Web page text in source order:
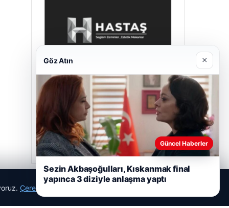
Hastaş Beton
26/05/2026
Çerez Politikamız
Göz Atın ×
Güncel Haberler
Sezin Akbaşoğulları, Kıskanmak final
yapınca 3 diziyle anlaşma yaptı